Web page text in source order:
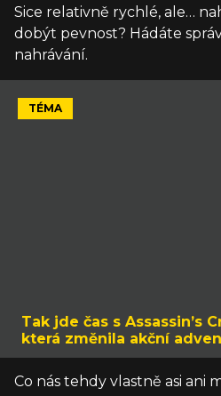
Sice relativně rychlé, ale…
dobýt pevnost? Hádáte
nahrávání.
TÉMA
Tak jde čas s Assassin’s
která změnila akční
Co nás tehdy vlastně asi ani